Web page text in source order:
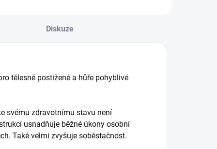
Diskuze
tělesně postižené a hůře pohyblivé
svému zdravotnímu stavu není
usnadňuje běžné úkony osobní
Také velmi zvyšuje soběstačnost.